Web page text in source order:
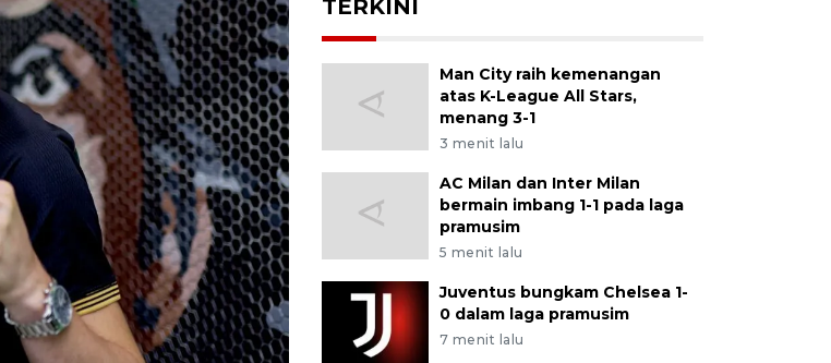
TERKINI
Man City raih kemenangan
atas K-League All Stars,
menang 3-1
3 menit lalu
AC Milan dan Inter Milan
bermain imbang 1-1 pada laga
pramusim
5 menit lalu
Juventus bungkam Chelsea 1-
0 dalam laga pramusim
7 menit lalu